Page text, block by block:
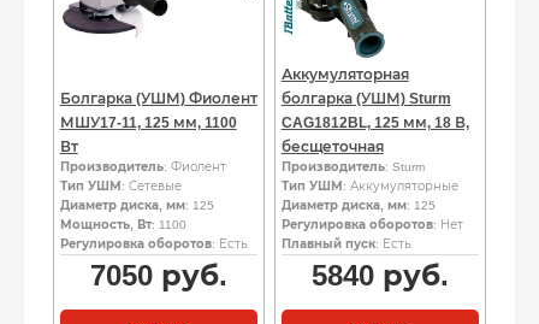
Болгарка (УШМ) Фиолент
МШУ17-11, 125 мм, 1100
Вт
Производитель: Фиолент
Тип УШМ : Сетевые
Диаметр диска, мм: 125
Мощность, Вт: 1100
Регулировка оборотов: Есть
7050руб.
Аккумуляторная
болгарка (УШМ) Sturm
CAG1812BL, 125 мм, 18 В,
бесщеточная
Производитель: Sturm
Тип УШМ : Аккумуляторные
Диаметр диска, мм: 125
Регулировка оборотов: Нет
Плавный пуск: Есть
5840руб.